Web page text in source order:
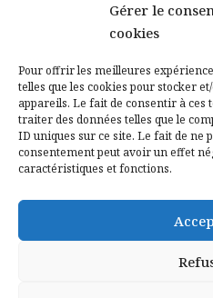
Gérer le
cookies
Pour offrir les meilleures
telles que les cookies pour stocker
appareils. Le fait de consentir à ces
traiter des données telles que le
ID uniques sur ce site. Le fait de ne
consentement peut avoir un effet
caractéristiques et fonctions.
Contactez-nous
Mentions légales